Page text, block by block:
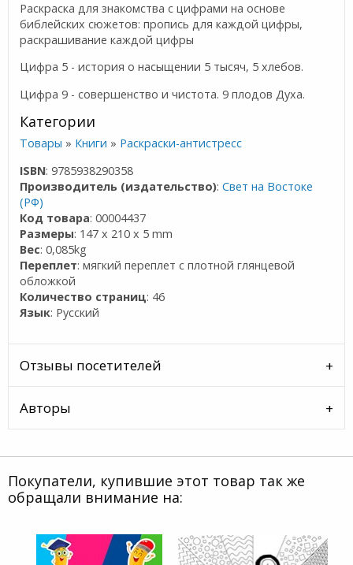
Раскраска для знакомства с цифрами на основе
библейских сюжетов: пропись для каждой цифры,
раскрашивание каждой цифры
Цифра 5 - история о насыщении 5 тысяч, 5 хлебов.
Цифра 9 - совершенство и чистота. 9 плодов Духа.
Категории
Товары » Книги » Раскраски-антистресс
ISBN: 9785938290358
Производитель (издательство):Свет на Востоке
(РФ)
Код товара: 00004437
Размеры: 147 x 210 x 5 mm
Вес: 0,085kg
Переплет: мягкий переплет с плотной глянцевой
обложкой
Количество страниц: 46
Язык: Русский
Отзывы посетителей
Авторы
Покупатели, купившие этот товар так же
обращали внимание на: